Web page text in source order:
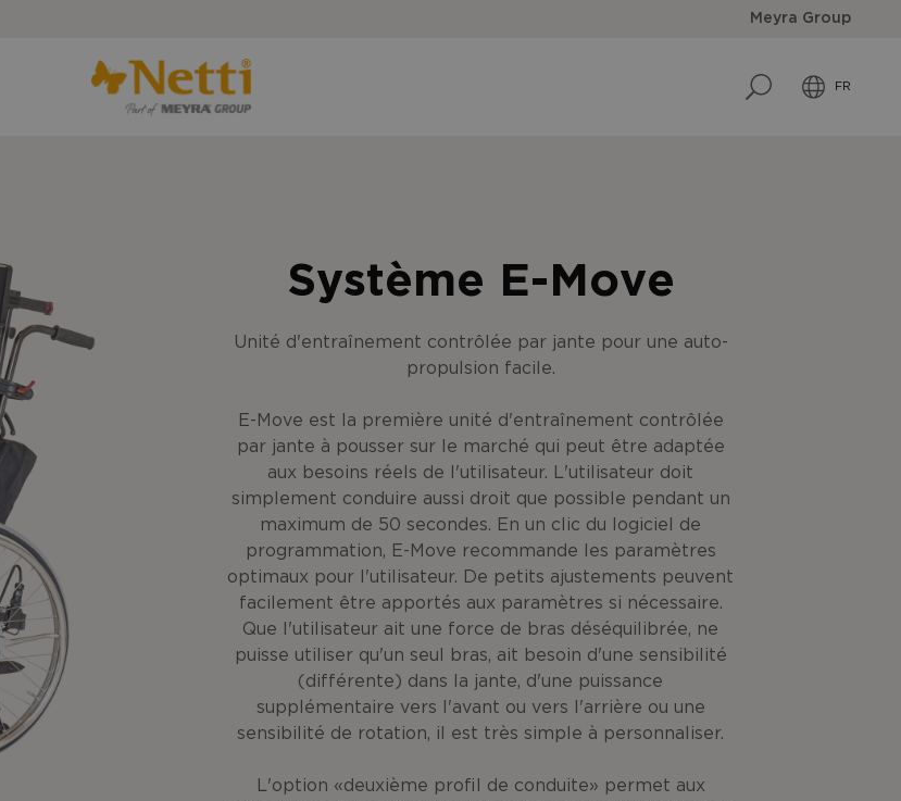
Meyra Group
FR
Système E-Move
Unité d'entraînement contrôlée par jante pour une auto-
propulsion facile.
E-Move est la première unité d'entraînement contrôlée
par jante à pousser sur le marché qui peut être adaptée
aux besoins réels de l'utilisateur.
L'utilisateur doit
simplement conduire aussi droit que possible pendant un
maximum de 50 secondes. En un clic du logiciel de
programmation, E-Move recommande les paramètres
optimaux pour l'utilisateur.
De petits ajustements peuvent
facilement être apportés aux paramètres si nécessaire.
Que l'utilisateur ait une force de bras déséquilibrée, ne
puisse utiliser qu'un seul bras, ait besoin d'une sensibilité
(différente) dans la jante, d'une puissance
supplémentaire vers l'avant ou vers l'arrière ou une
sensibilité de rotation, il est très simple à personnaliser.
L'option «deuxième profil de conduite» permet aux